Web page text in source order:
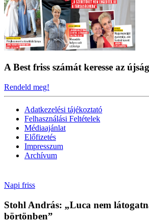
A Best friss számát keresse az
Rendeld meg!
Adatkezelési tájékoztató
Felhasználási Feltételek
Médiaajánlat
Előfizetés
Impresszum
Archívum
Napi friss
Stohl András: „Luca nem
börtönben”